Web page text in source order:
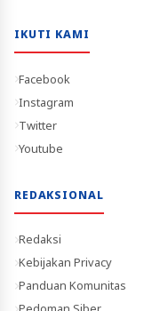
IKUTI KAMI
Facebook
Instagram
Twitter
Youtube
REDAKSIONAL
Redaksi
Kebijakan Privacy
Panduan Komunitas